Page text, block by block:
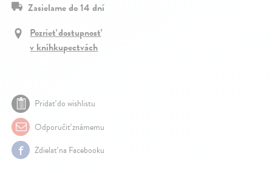
Zasielame do 14 dní
Pozrieť dostupnosť
v kníhkupectvách
Pridať do wishlistu
Odporučiť známemu
Zdielať na Facebooku